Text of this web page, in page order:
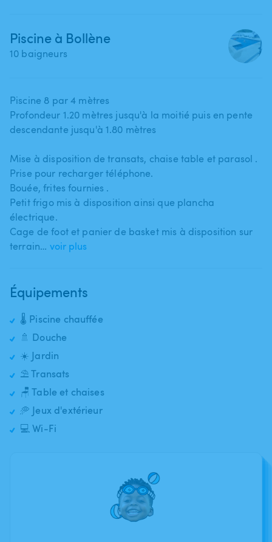
Piscine à Bollène
10 baigneurs
Piscine 8 par 4 mètres
Profondeur 1.20 mètres jusqu'à la moitié puis en pente
descendante jusqu'à 1.80 mètres
Mise à disposition de transats​,​ chaise table et parasol .
Prise pour recharger téléphone.
Bouée​,​ frites fournies .
Petit frigo mis à disposition ainsi que plancha
électrique.
Cage de foot et panier de basket mis à disposition sur
terrain… voir plus
Équipements
🌡️ Piscine chauffée
🚿 Douche
☀️ Jardin
⛱️ Transats
🪑 Table et chaises
🥏 Jeux d'extérieur
💻 Wi-Fi